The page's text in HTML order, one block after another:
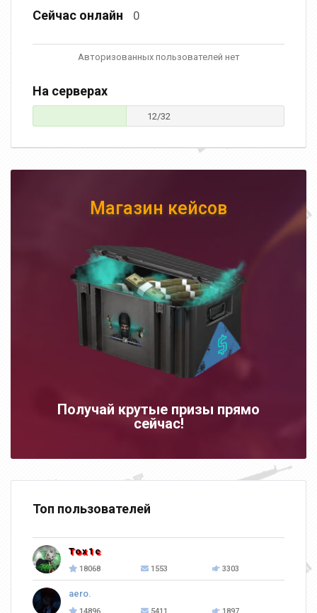
Сейчас онлайн 0
Авторизованных пользователей нет
На серверах
12/32
Магазин кейсов
Получай крутые призы прямо
сейчас!
Топ пользователей
Tox1c
18068 1553 3303
aero.
14896 5411 1897